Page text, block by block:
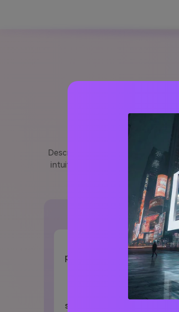
Descrivi il tuo concetto in
intuitivo per i creatori. Invece di
Esempio di Video virale
Inizia con un'energica
portatile in stile mobile che
una linea temporale
presentazione musicale
come post di storie su un
social media illuminato al